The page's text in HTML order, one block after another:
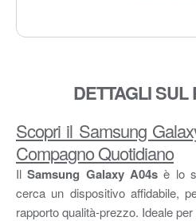
DETTAGLI SUL
Scopri il Samsung
Compagno Quotidiano
IlSamsung Galaxy A04s è lo
cerca un dispositivo affidabile,
rapporto qualità-prezzo. Ideale